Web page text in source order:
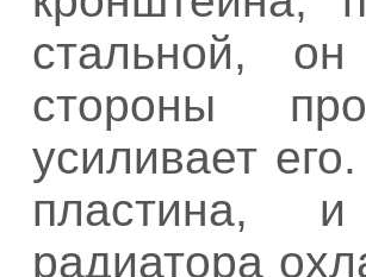
стальной,
стороны
усиливает
пластина,
радиатора